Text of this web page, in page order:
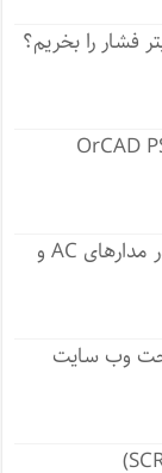
فشار را بخریم؟
انواع اپتوکوپلر و کاربردهای آنها در مدارهای AC و
تحت وب سایت